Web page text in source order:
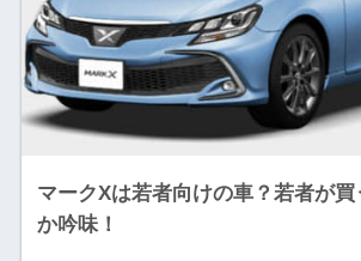
マークXは若者向けの車？若者が
か吟味！